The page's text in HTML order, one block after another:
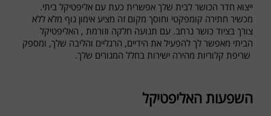
ייצוא חדר הכושר לבית שלך אפשרית כעת עם אליפטיקל ביתי.
מכשיר חתירה קומפקטי וחוסך מקום זה מציע אימון גוף מלא ללא
צורך בציוד כושר נרחב. עם תנועה חלקה וזורמת , האליפטיקל
הביתי מאפשר לך להפעיל את הידיים, הרגליים והליבה שלך, ומספק
שריפת קלוריות מהירה ישירות בחלל המגורים שלך.
השפעות האליפטיקל